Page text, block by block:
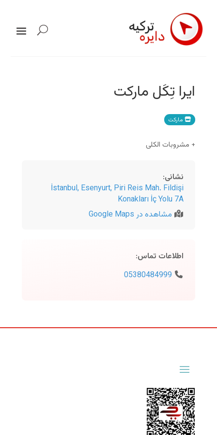
ایرا تِکَل مارکت
مارکت
+ مشروبات الکلی
نشانی:
İstanbul, Esenyurt, Piri Reis Mah. Fildişi
Konakları İç Yolu 7A
مشاهده در Google Maps
اطلاعات تماس:
05380484999